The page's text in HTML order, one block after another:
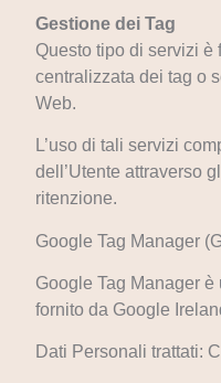
Gestione dei Tag
Questo tipo di servizi
centralizzata dei tag o
Web.
L’uso di tali servizi
dell’Utente attraverso
ritenzione.
Google Tag Manager
Google Tag Manager
fornito da Google
Dati Personali trattati: